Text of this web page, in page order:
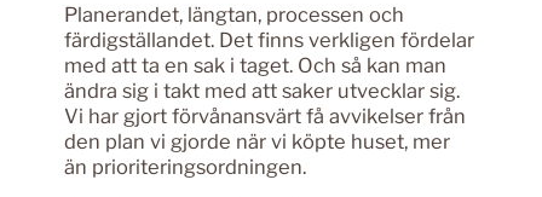
Planerandet, längtan, processen och
färdigställandet. Det finns verkligen fördelar
med att ta en sak i taget. Och så kan man
ändra sig i takt med att saker utvecklar sig.
Vi har gjort förvånansvärt få avvikelser från
den plan vi gjorde när vi köpte huset, mer
än prioriteringsordningen.